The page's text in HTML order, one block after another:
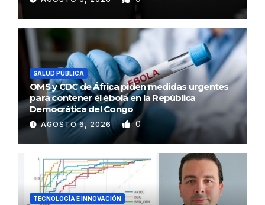
SALUD PÚBLICA
OMS y CDC de África piden medidas urgentes
para contener el ébola en la República
Democrática del Congo
AGOSTO 6, 2026 0
TECNOLOGÍA E INNOVACIÓN